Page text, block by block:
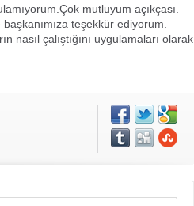
mutluyum açıkçası.
teşekkür ediyorum.
nasıl çalıştığını uygulamaları olarak